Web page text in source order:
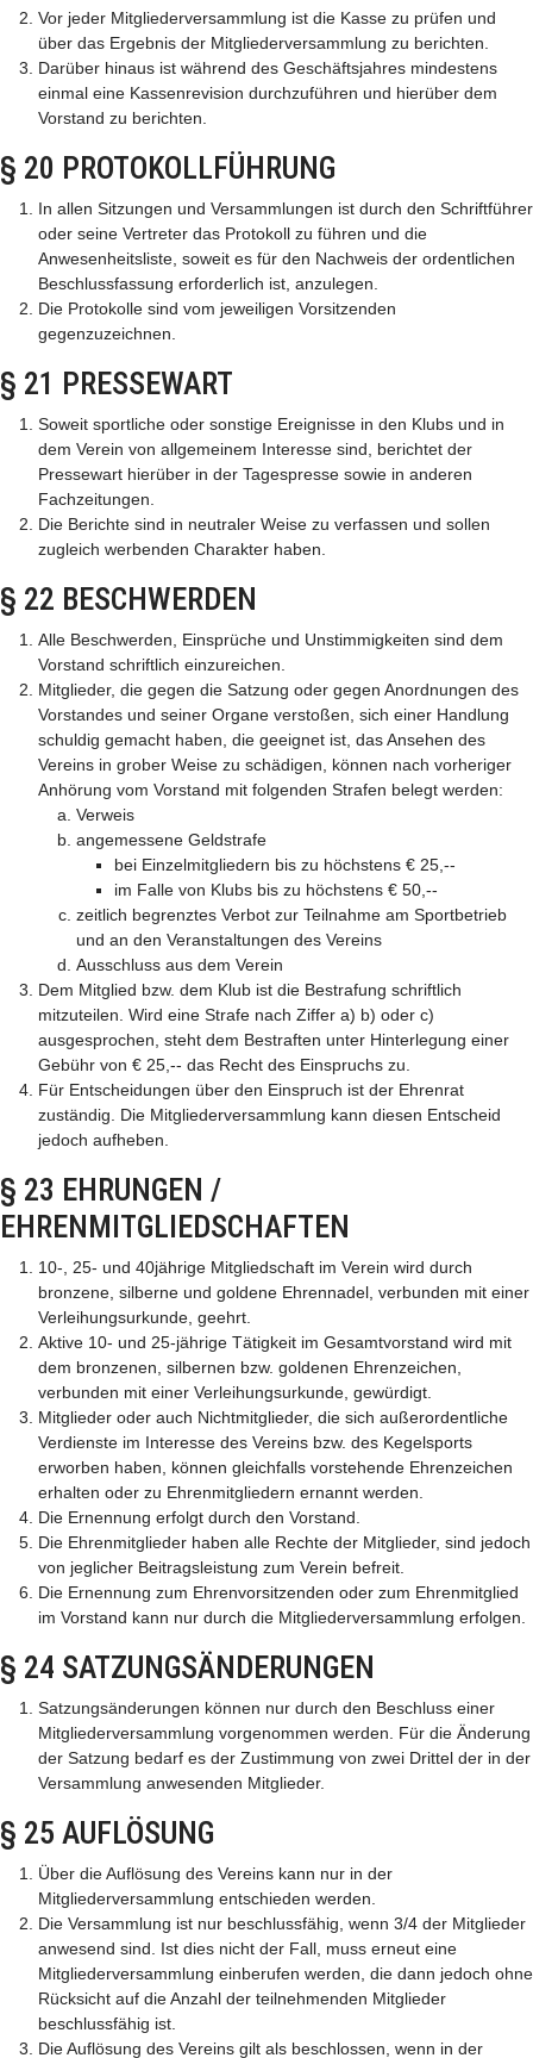
Vor jeder Mitgliederversammlung ist die Kasse zu prüfen und
über das Ergebnis der Mitgliederversammlung zu berichten.
Darüber hinaus ist während des Geschäftsjahres mindestens
einmal eine Kassenrevision durchzuführen und hierüber dem
Vorstand zu berichten.
§ 20 PROTOKOLLFÜHRUNG
In allen Sitzungen und Versammlungen ist durch den Schriftführer
oder seine Vertreter das Protokoll zu führen und die
Anwesenheitsliste, soweit es für den Nachweis der ordentlichen
Beschlussfassung erforderlich ist, anzulegen.
Die Protokolle sind vom jeweiligen Vorsitzenden
gegenzuzeichnen.
§ 21 PRESSEWART
Soweit sportliche oder sonstige Ereignisse in den Klubs und in
dem Verein von allgemeinem Interesse sind, berichtet der
Pressewart hierüber in der Tagespresse sowie in anderen
Fachzeitungen.
Die Berichte sind in neutraler Weise zu verfassen und sollen
zugleich werbenden Charakter haben.
§ 22 BESCHWERDEN
Alle Beschwerden, Einsprüche und Unstimmigkeiten sind dem
Vorstand schriftlich einzureichen.
Mitglieder, die gegen die Satzung oder gegen Anordnungen des
Vorstandes und seiner Organe verstoßen, sich einer Handlung
schuldig gemacht haben, die geeignet ist, das Ansehen des
Vereins in grober Weise zu schädigen, können nach vorheriger
Anhörung vom Vorstand mit folgenden Strafen belegt werden:
Verweis
angemessene Geldstrafe
bei Einzelmitgliedern bis zu höchstens € 25,--
im Falle von Klubs bis zu höchstens € 50,--
zeitlich begrenztes Verbot zur Teilnahme am Sportbetrieb
und an den Veranstaltungen des Vereins
Ausschluss aus dem Verein
Dem Mitglied bzw. dem Klub ist die Bestrafung schriftlich
mitzuteilen. Wird eine Strafe nach Ziffer a) b) oder c)
ausgesprochen, steht dem Bestraften unter Hinterlegung einer
Gebühr von € 25,-- das Recht des Einspruchs zu.
Für Entscheidungen über den Einspruch ist der Ehrenrat
zuständig. Die Mitgliederversammlung kann diesen Entscheid
jedoch aufheben.
§ 23 EHRUNGEN /
EHRENMITGLIEDSCHAFTEN
10-, 25- und 40jährige Mitgliedschaft im Verein wird durch
bronzene, silberne und goldene Ehrennadel, verbunden mit einer
Verleihungsurkunde, geehrt.
Aktive 10- und 25-jährige Tätigkeit im Gesamtvorstand wird mit
dem bronzenen, silbernen bzw. goldenen Ehrenzeichen,
verbunden mit einer Verleihungsurkunde, gewürdigt.
Mitglieder oder auch Nichtmitglieder, die sich außerordentliche
Verdienste im Interesse des Vereins bzw. des Kegelsports
erworben haben, können gleichfalls vorstehende Ehrenzeichen
erhalten oder zu Ehrenmitgliedern ernannt werden.
Die Ernennung erfolgt durch den Vorstand.
Die Ehrenmitglieder haben alle Rechte der Mitglieder, sind jedoch
von jeglicher Beitragsleistung zum Verein befreit.
Die Ernennung zum Ehrenvorsitzenden oder zum Ehrenmitglied
im Vorstand kann nur durch die Mitgliederversammlung erfolgen.
§ 24 SATZUNGSÄNDERUNGEN
Satzungsänderungen können nur durch den Beschluss einer
Mitgliederversammlung vorgenommen werden. Für die Änderung
der Satzung bedarf es der Zustimmung von zwei Drittel der in der
Versammlung anwesenden Mitglieder.
§ 25 AUFLÖSUNG
Über die Auflösung des Vereins kann nur in der
Mitgliederversammlung entschieden werden.
Die Versammlung ist nur beschlussfähig, wenn 3/4 der Mitglieder
anwesend sind. Ist dies nicht der Fall, muss erneut eine
Mitgliederversammlung einberufen werden, die dann jedoch ohne
Rücksicht auf die Anzahl der teilnehmenden Mitglieder
beschlussfähig ist.
Die Auflösung des Vereins gilt als beschlossen, wenn in der